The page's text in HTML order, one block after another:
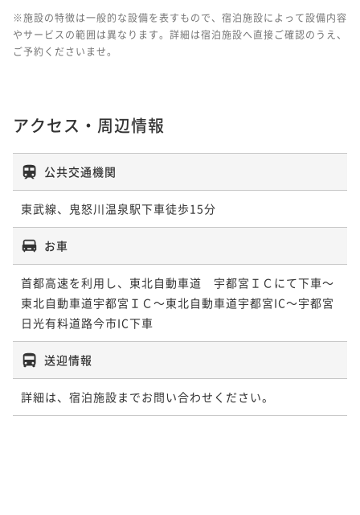
※施設の特徴は一般的な設備を表すもので、宿泊施設によって設備内容
やサービスの範囲は異なります。詳細は宿泊施設へ直接ご確認のうえ、
ご予約くださいませ。
アクセス・周辺情報
公共交通機関
東武線、鬼怒川温泉駅下車徒歩15分
お車
首都高速を利用し、東北自動車道　宇都宮ＩＣにて下車～
東北自動車道宇都宮ＩＣ～東北自動車道宇都宮IC～宇都宮
日光有料道路今市IC下車
送迎情報
詳細は、宿泊施設までお問い合わせください。